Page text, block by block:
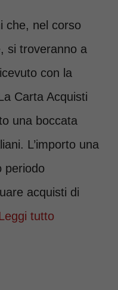
che, nel corso
si troveranno a
con la
Carta Acquisti
una boccata
L’importo una
periodo
acquisti di
tutto